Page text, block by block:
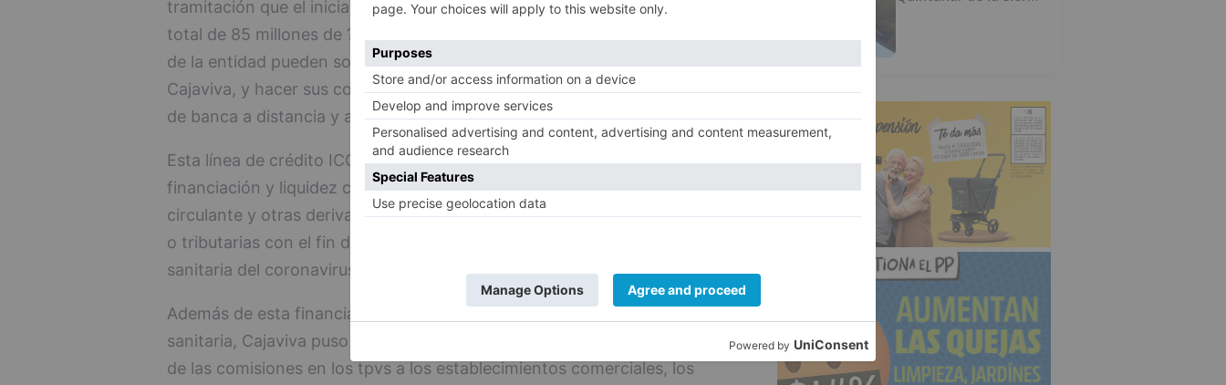
tramitación que el inicial. Por tanto, la entidad prevé haber inyectado un
total de 85 millones de ? de ésta línea, antes de dicha fecha. Los clientes
de la entidad pueden solicitarlo a través de toda la red de oficinas de
Cajaviva, y hacer sus consultas por vía telefónica o los canales digitales
de banca a distancia y aplicaciones tecnológicas de la entidad.
Esta línea de crédito ICO va dirigida a atender las necesidades de
financiación y liquidez como pagos de salarios, facturas, necesidad de
circulante y otras derivadas de vencimientos de obligaciones financieras
o tributarias con el fin de aliviar las tensiones de tesorería por la crisis
sanitaria del coronavirus.
Además de esta financiación especial, desde la primera semana de crisis
sanitaria, Cajaviva puso en marcha otras medidas como la condonación
de las comisiones en los tpvs a los establecimientos comerciales, los